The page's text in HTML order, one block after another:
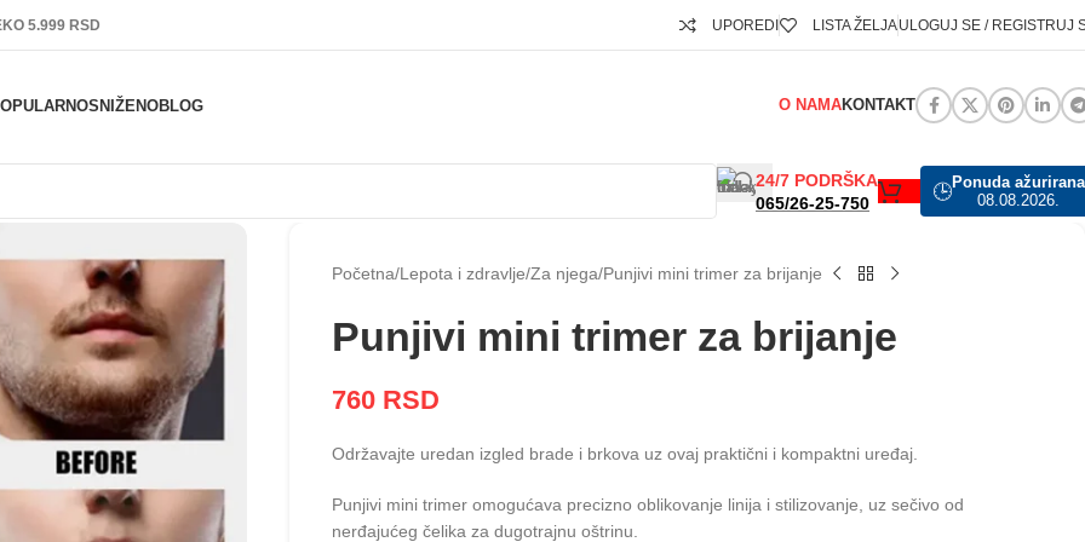
5.999 RSD UPOREDI LISTA ŽELJAULOGUJ SE / REGISTRUJ
SNIŽENOBLOG O NAMAKONTAKT
24/7 PODRŠKA
065/26-25-750
🕒Ponuda ažurirana
08.08.2026.
Početna Lepota i zdravlje Za njega Punjivi mini trimer za brijanje
Punjivi mini trimer za brijanje
760 RSD
Održavajte uredan izgled brade i brkova uz ovaj praktični i kompaktni uređaj.
Punjivi mini trimer omogućava precizno oblikovanje linija i stilizovanje, uz sečivo od
nerđajućeg čelika za dugotrajnu oštrinu.